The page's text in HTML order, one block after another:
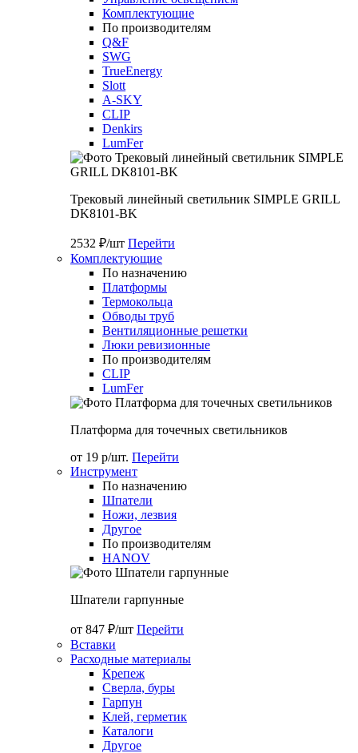
Комплектующие
По производителям
Q&F
SWG
TrueEnergy
Slott
A-SKY
CLIP
Denkirs
LumFer
Трековый линейный светильник SIMPLE GRILL
DK8101-BK
2532 ₽/шт Перейти
Комплектующие
По назначению
Платформы
Термокольца
Обводы труб
Вентиляционные решетки
Люки ревизионные
По производителям
CLIP
LumFer
Платформа для точечных светильников
от 19 р/шт. Перейти
Инструмент
По назначению
Шпатели
Ножи, лезвия
Другое
По производителям
HANOV
Шпатели гарпунные
от 847 ₽/шт Перейти
Вставки
Расходные материалы
Крепеж
Сверла, буры
Гарпун
Клей, герметик
Каталоги
Другое